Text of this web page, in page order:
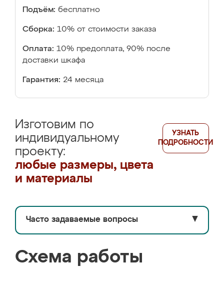
Подъём: бесплатно
Сборка: 10% от стоимости заказа
Оплата: 10% предоплата, 90% после
доставки шкафа
Гарантия: 24 месяца
Изготовим по
индивидуальному
проекту:
любые размеры, цвета
и материалы
УЗНАТЬ
ПОДРОБНОСТИ
Часто задаваемые вопросы ▼
Схема работы